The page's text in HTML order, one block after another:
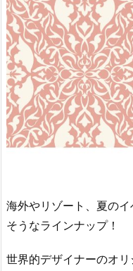
海外やリゾート、夏の
そうなラインナップ！
世界的デザイナーのオ